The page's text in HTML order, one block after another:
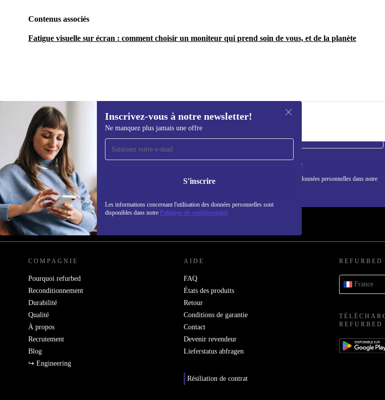
Contenus associés
Fatigue visuelle sur écran : comment choisir un moniteur qui prend soin de vous, et de la planète
104,00 € Inscrivez-vous à notre newsletter!
Ne manquez plus jamais une offre
S'inscrire
Les informations concernant l'utilisation des données personnelles sont
disponibles dans notre Politique de confidentialité
Recevoir offres et infos de
refurbed par mail
Ne manquez plus aucune offre.
S'inscrire
Retrouvez les informations sur l'utilisation des données personnelles dans notre
REFURBED FRANCE - RETHINK NEW.
COMPAGNIE
Pourquoi refurbed
Reconditionnement
Durabilité
Qualité
À propos
Recrutement
Blog
↪ Engineering
AIDE
FAQ
États des produits
Retour
Conditions de garantie
Contact
Devenir revendeur
Lieferstatus abfragen
Résiliation de contrat
REFURBED
France
REFURBED